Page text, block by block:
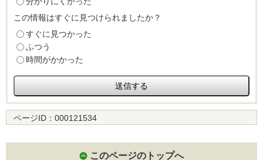
この情報はすぐに見つけられましたか？
すぐに見つかった
ふつう
時間がかかった
ページID： 000121534
このページのトップへ